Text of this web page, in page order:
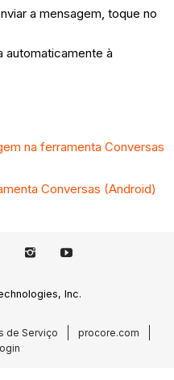
a mensagem, toque no
automaticamente à
na ferramenta Conversas
Conversas (Android)
Inc.
de Serviço
procore.com